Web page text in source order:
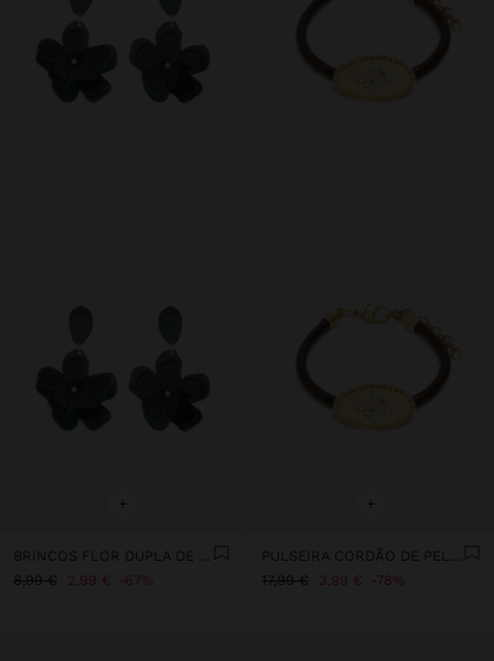
+
BRINCOS FLOR DUPLA DE RESINA
8,99 €
2,99 € 67%
+
PULSEIRA CORDÃO DE PELE PLACA OVAL COM CRISTAIS
17,99 €
3,99 € 78%